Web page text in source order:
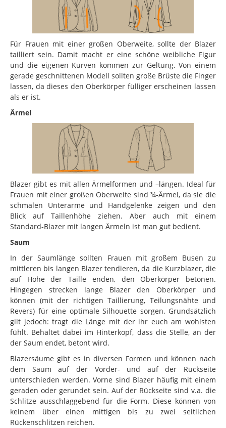
Für Frauen mit einer großen Oberweite, sollte der Blazer
tailliert sein. Damit macht er eine schöne weibliche Figur
und die eigenen Kurven kommen zur Geltung. Von einem
gerade geschnittenen Modell sollten große Brüste die Finger
lassen, da dieses den Oberkörper fülliger erscheinen lassen
als er ist.
Ärmel
Blazer gibt es mit allen Ärmelformen und –längen. Ideal für
Frauen mit einer großen Oberweite sind ¾-Ärmel, da sie die
schmalen Unterarme und Handgelenke zeigen und den
Blick auf Taillenhöhe ziehen. Aber auch mit einem
Standard-Blazer mit langen Ärmeln ist man gut bedient.
Saum
In der Saumlänge sollten Frauen mit großem Busen zu
mittleren bis langen Blazer tendieren, da die Kurzblazer, die
auf Höhe der Taille enden, den Oberkörper betonen.
Hingegen strecken lange Blazer den Oberkörper und
können (mit der richtigen Taillierung, Teilungsnähte und
Revers) für eine optimale Silhouette sorgen. Grundsätzlich
gilt jedoch: tragt die Länge mit der ihr euch am wohlsten
fühlt. Behaltet dabei im Hinterkopf, dass die Stelle, an der
der Saum endet, betont wird.
Blazersäume gibt es in diversen Formen und können nach
dem Saum auf der Vorder- und auf der Rückseite
unterschieden werden. Vorne sind Blazer häufig mit einem
geraden oder gerundet sein. Auf der Rückseite sind v.a. die
Schlitze ausschlaggebend für die Form. Diese können von
keinem über einen mittigen bis zu zwei seitlichen
Rückenschlitzen reichen.